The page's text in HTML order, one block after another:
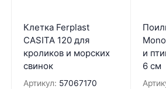
Клетка Ferplast
CASITA 120 для
кроликов и морских
свинок
Артикул: 57067170
и
6 см